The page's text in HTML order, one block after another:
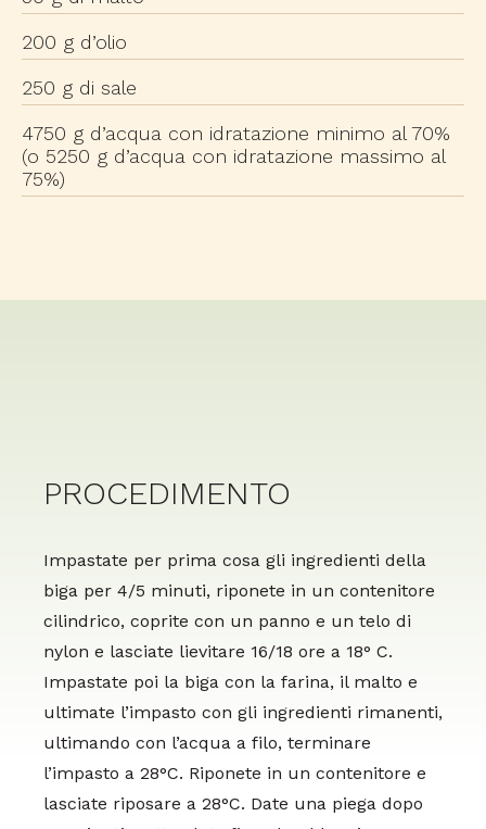
200 g d’olio
250 g di sale
4750 g d’acqua con idratazione minimo al 70%
(o 5250 g d’acqua con idratazione massimo al
75%)
PROCEDIMENTO
Impastate per prima cosa gli ingredienti della
biga per 4/5 minuti, riponete in un contenitore
cilindrico, coprite con un panno e un telo di
nylon e lasciate lievitare 16/18 ore a 18° C.
Impastate poi la biga con la farina, il malto e
ultimate l’impasto con gli ingredienti rimanenti,
ultimando con l’acqua a filo, terminare
l’impasto a 28°C. Riponete in un contenitore e
lasciate riposare a 28°C. Date una piega dopo